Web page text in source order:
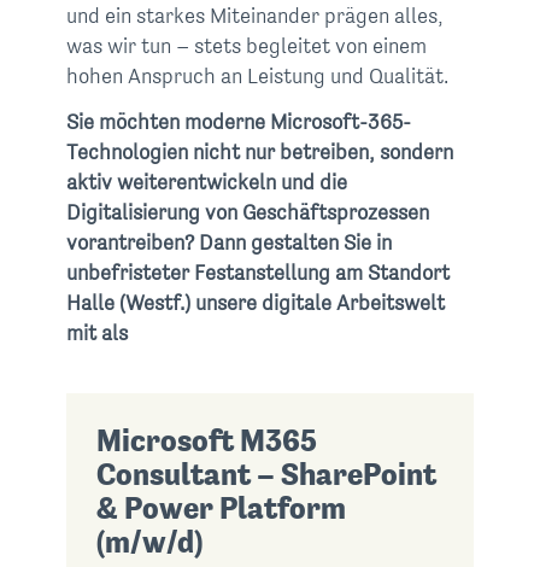
und ein starkes Miteinander prägen alles,
was wir tun – stets begleitet von einem
hohen Anspruch an Leistung und Qualität.
Sie möchten moderne Microsoft-365-
Technologien nicht nur betreiben, sondern
aktiv weiterentwickeln und die
Digitalisierung von Geschäftsprozessen
vorantreiben? Dann gestalten Sie in
unbefristeter Festanstellung am Standort
Halle (Westf.) unsere digitale Arbeitswelt
mit als
Microsoft M365
Consultant – SharePoint
& Power Platform
(m/w/d)